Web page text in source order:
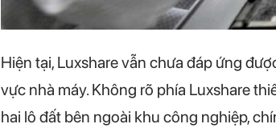
Hiện tại, Luxshare vẫn chưa đáp ứng
vực nhà máy. Không rõ phía Luxshare
hai lô đất bên ngoài khu công nghiệp,